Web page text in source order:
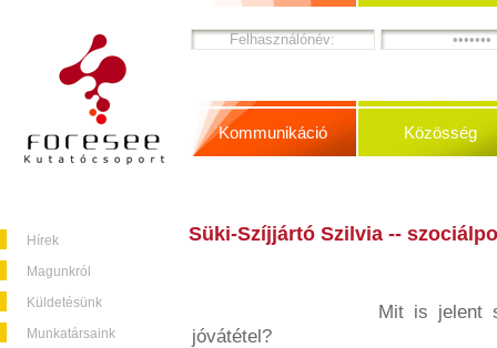
Hírek
Magunkról
Küldetésünk
Munkatársaink
Kommunikáció Közösség
Süki-Szíjjártó Szilvia --
Mit is jelent
jóvátétel?